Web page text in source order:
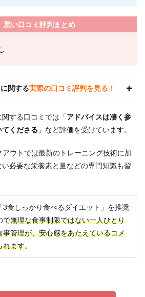
悪い口コミ評判まとめ
関する実際の口コミ評判を見る！
する口コミでは「アドバイスは凄く参
くださる 」など評価を受けています。
ウトでは最新のトレーニング技術に加
必要な栄養素と量などの専門知識も習
3食しっかり食べるダイエット」を推奨
で無理な食事制限ではない一人ひとり
事管理が、安心感をあたえているコメ
れます。